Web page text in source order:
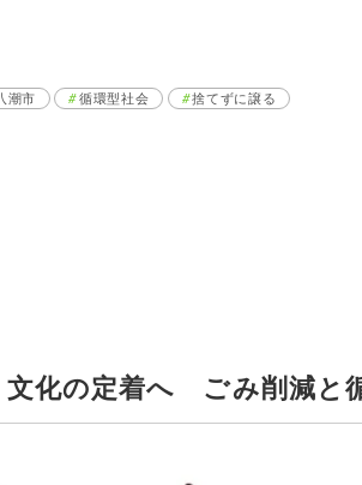
潮市 循環型社会 捨てずに譲る
文化の定着へ ごみ削減と